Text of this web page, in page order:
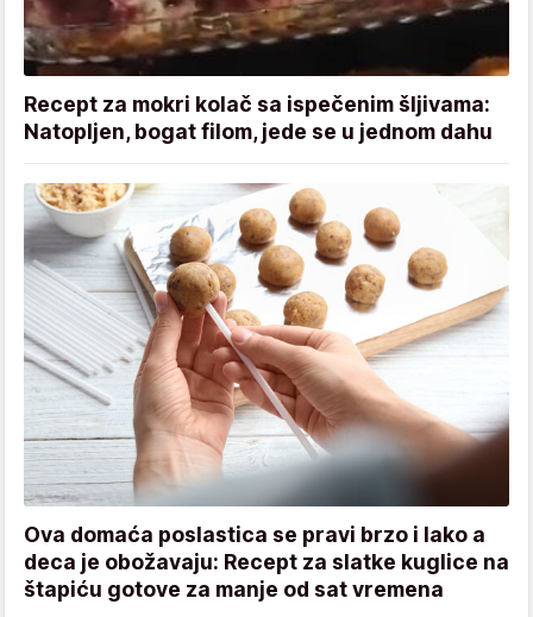
Recept za mokri kolač sa ispečenim šljivama:
Natopljen, bogat filom, jede se u jednom dahu
Ova domaća poslastica se pravi brzo i lako a
deca je obožavaju: Recept za slatke kuglice na
štapiću gotove za manje od sat vremena